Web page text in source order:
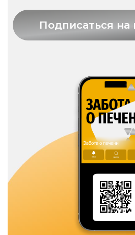
Подписаться на